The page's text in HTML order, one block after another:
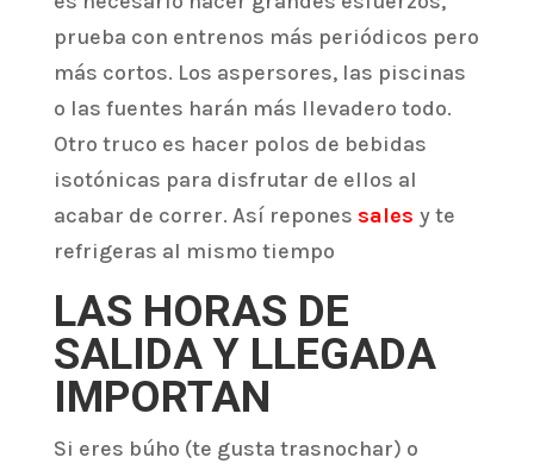
prueba con entrenos más periódicos pero
más cortos. Los aspersores, las piscinas
o las fuentes harán más llevadero todo.
Otro truco es hacer polos de bebidas
isotónicas para disfrutar de ellos al
acabar de correr. Así repones sales y te
refrigeras al mismo tiempo
LAS HORAS DE
SALIDA Y LLEGADA
IMPORTAN
Si eres búho (te gusta trasnochar) o